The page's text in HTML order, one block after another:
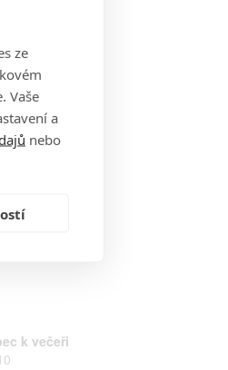
v Bangkoku
k večeři
ze
Vaše
a
nebo